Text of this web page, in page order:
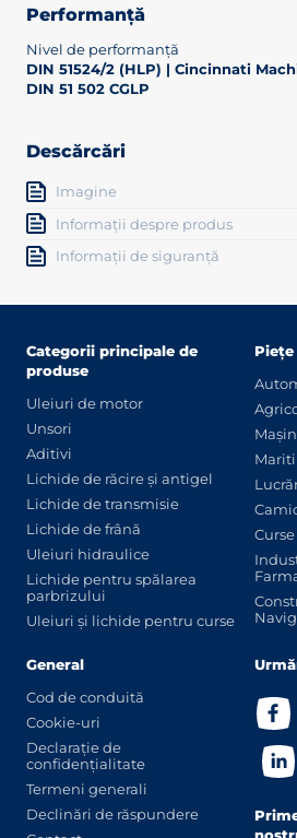
Performanță
Nivel de performanță
DIN 51524/2 (HLP) | Cincinnati
DIN 51 502 CGLP
Descărcări
Imagine
Informații despre produs
Informații de siguranță
Categorii principale de
produse
Uleiuri de motor
Unsori
Aditivi
Lichide de răcire și antigel
Lichide de transmisie
Lichide de frână
Uleiuri hidraulice
Lichide pentru spălarea
parbrizului
Uleiuri și lichide pentru curse
General
Cod de conduită
Cookie-uri
Declarație de
confidențialitate
Termeni generali
Declinări de răspundere